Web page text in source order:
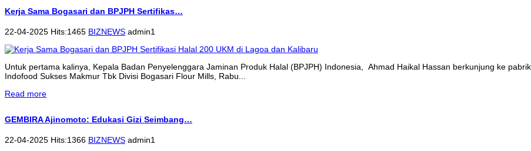
Kerja Sama Bogasari dan BPJPH Sertifikas…
22-04-2025 Hits:1465 BIZNEWS admin1
Untuk pertama kalinya, Kepala Badan Penyelenggara Jaminan Produk Halal (BPJPH) Indonesia, Ahmad Haikal Hassan berkunjung ke
Indofood Sukses Makmur Tbk Divisi Bogasari Flour Mills, Rabu...
Read more
GEMBIRA Ajinomoto: Edukasi Gizi Seimbang…
22-04-2025 Hits:1366 BIZNEWS admin1